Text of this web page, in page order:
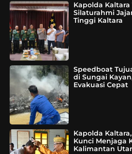
Kapolda
Silaturahmi
Tinggi Kaltara
Speedboat
di Sungai
Evakuasi Cepat
Kapolda
Kunci Menjaga
Kalimantan